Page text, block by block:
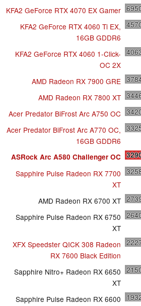
KFA2 GeForce RTX 4070 EX Gamer
KFA2 GeForce RTX 4060 Ti EX,
16GB GDDR6
KFA2 GeForce RTX 4060 1-Click-
OC 2X
AMD Radeon RX 7900 GRE
AMD Radeon RX 7800 XT
Acer Predator BiFrost Arc A750 OC
Acer Predator BiFrost Arc A770 OC,
16GB GDDR6
ASRock Arc A580 Challenger OC
Sapphire Pulse Radeon RX 7700
XT
AMD Radeon RX 6700 XT
Sapphire Pulse Radeon RX 6750
XT
XFX Speedster QICK 308 Radeon
RX 7600 Black Edition
Sapphire Nitro+ Radeon RX 6650
XT
Sapphire Pulse Radeon RX 6600